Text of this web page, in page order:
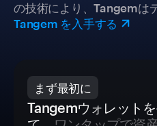
の技術により、Tangemは
Tangem を入手する
まず最初に
Tangemウォレット